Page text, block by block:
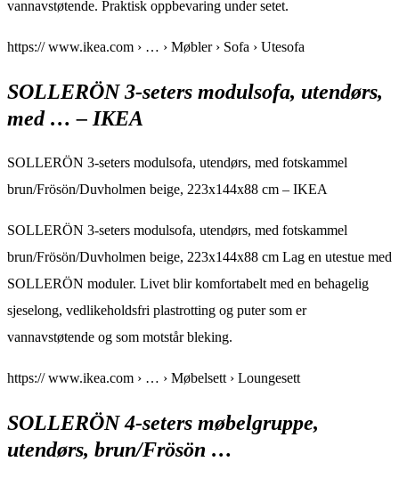
vannavstøtende. Praktisk oppbevaring under setet.
https:// www.ikea.com › … › Møbler › Sofa › Utesofa
SOLLERÖN 3-seters modulsofa, utendørs,
med … – IKEA
SOLLERÖN 3-seters modulsofa, utendørs, med fotskammel
brun/Frösön/Duvholmen beige, 223x144x88 cm – IKEA
SOLLERÖN 3-seters modulsofa, utendørs, med fotskammel
brun/Frösön/Duvholmen beige, 223x144x88 cm Lag en utestue med
SOLLERÖN moduler. Livet blir komfortabelt med en behagelig
sjeselong, vedlikeholdsfri plastrotting og puter som er
vannavstøtende og som motstår bleking.
https:// www.ikea.com › … › Møbelsett › Loungesett
SOLLERÖN 4-seters møbelgruppe,
utendørs, brun/Frösön …